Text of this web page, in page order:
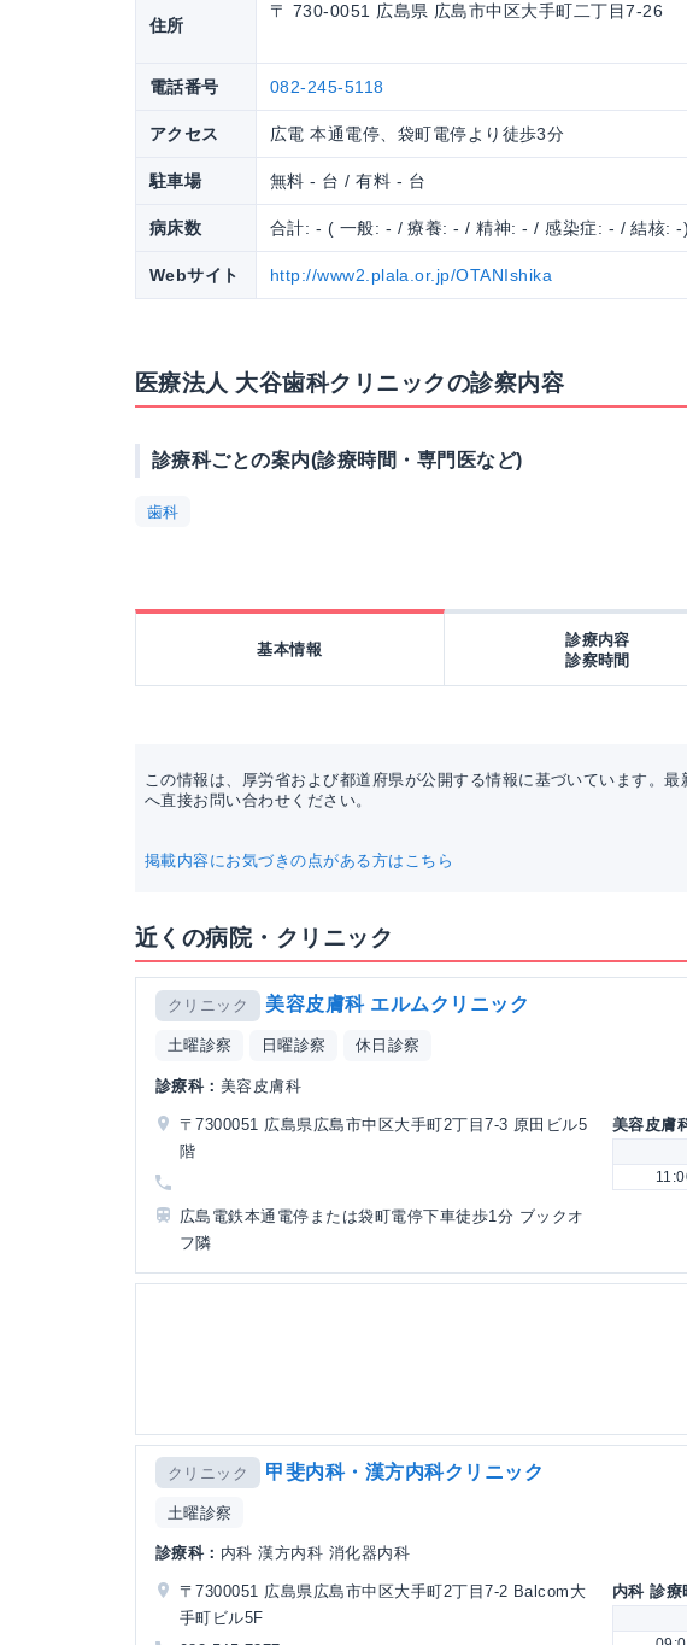
住所
〒 730-0051 広島県 広島市中区大手町二丁目7-26
電話番号 082-245-5118
アクセス 広電 本通電停、袋町電停より徒歩3分
駐車場 無料 - 台 / 有料 - 台
病床数 合計: - ( 一般: - / 療養: - / 精神: - / 感染症: - / 結核: -)
Webサイト http://www2.plala.or.jp/OTANIshika
医療法人 大谷歯科クリニックの診察内容
診療科ごとの案内(診療時間・専門医など)
歯科
基本情報
診療内容
診察時間
この情報は、厚労省および都道府県が公開する情報に基づいています。
へ直接お問い合わせください。
掲載内容にお気づきの点がある方はこちら
近くの病院・クリニック
クリニック 美容皮膚科 エルムクリニック
土曜診察 日曜診察 休日診察
診療科： 美容皮膚科
〒7300051 広島県広島市中区大手町2丁目7-3 原田ビル5
階
広島電鉄本通電停または袋町電停下車徒歩1分 ブックオ
フ隣
美容皮膚
クリニック 甲斐内科・漢方内科クリニック
土曜診察
診療科： 内科 漢方内科 消化器内科
〒7300051 広島県広島市中区大手町2丁目7-2 Balcom大
手町ビル5F
内科 診療